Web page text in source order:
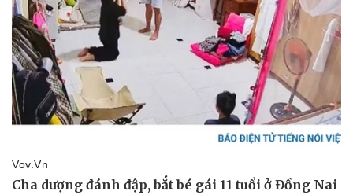
Văn hóa
Âm nhạc
Di sản
Giải trí
Nghệ sĩ